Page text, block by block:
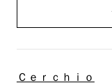
Ｃｅｒｃｈｉｏ